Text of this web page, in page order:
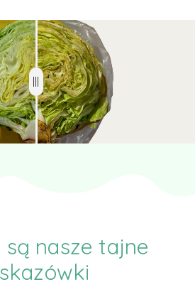
są nasze tajne